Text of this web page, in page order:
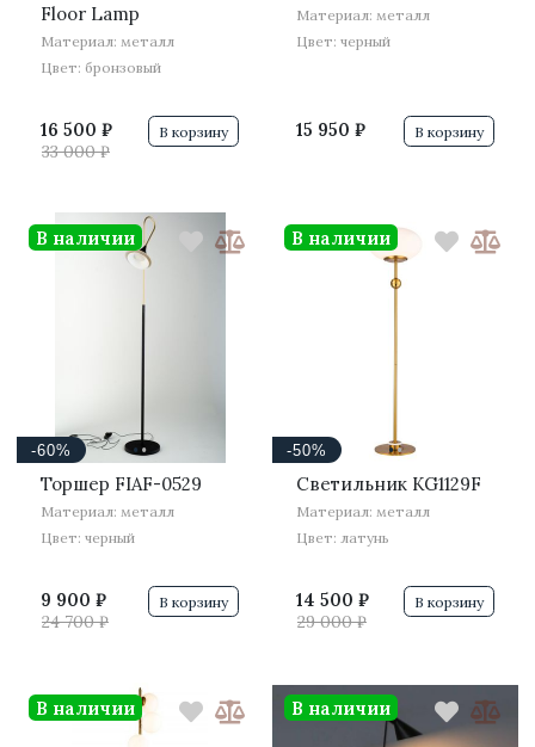
Floor Lamp
Материал: металл
Цвет: бронзовый
16 500 ₽
33 000 ₽
В корзину
Материал: металл
Цвет: черный
15 950 ₽ В корзину
··
-60%
Торшер FIAF-0529
Материал: металл
Цвет: черный
9 900 ₽
24 700 ₽
В наличии
В корзину
··
-50%
Светильник KG1129F
Материал: металл
Цвет: латунь
14 500 ₽
29 000 ₽
В наличии
В корзину
В наличии В наличии